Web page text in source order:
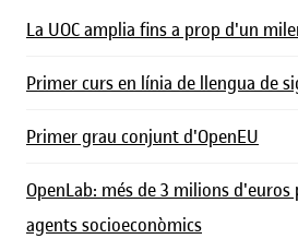
La UOC amplia fins a prop d'un
Primer curs en línia de llengua de
Primer grau conjunt d'OpenEU
OpenLab: més de 3 milions d'euros
agents socioeconòmics